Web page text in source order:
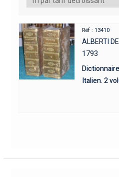
Réf : 13410
ALBERTI
1793
Italien. 2